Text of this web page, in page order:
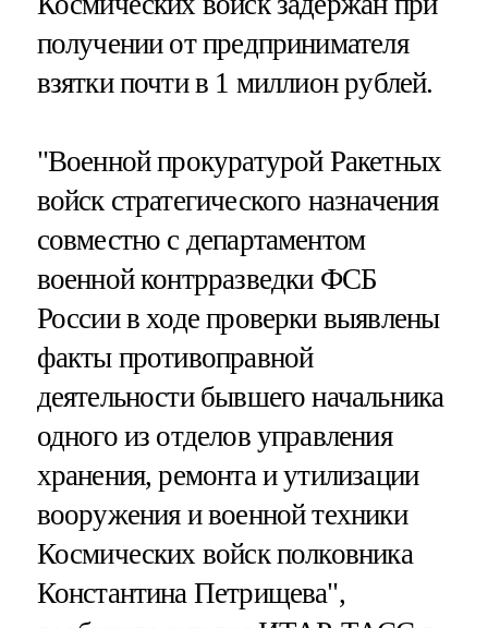
получении от предпринимателя
взятки почти в 1 миллион рублей.
"Военной прокуратурой Ракетных
войск стратегического назначения
совместно с департаментом
военной контрразведки ФСБ
России в ходе проверки выявлены
факты противоправной
деятельности бывшего начальника
одного из отделов управления
хранения, ремонта и утилизации
вооружения и военной техники
Космических войск полковника
Константина Петрищева",